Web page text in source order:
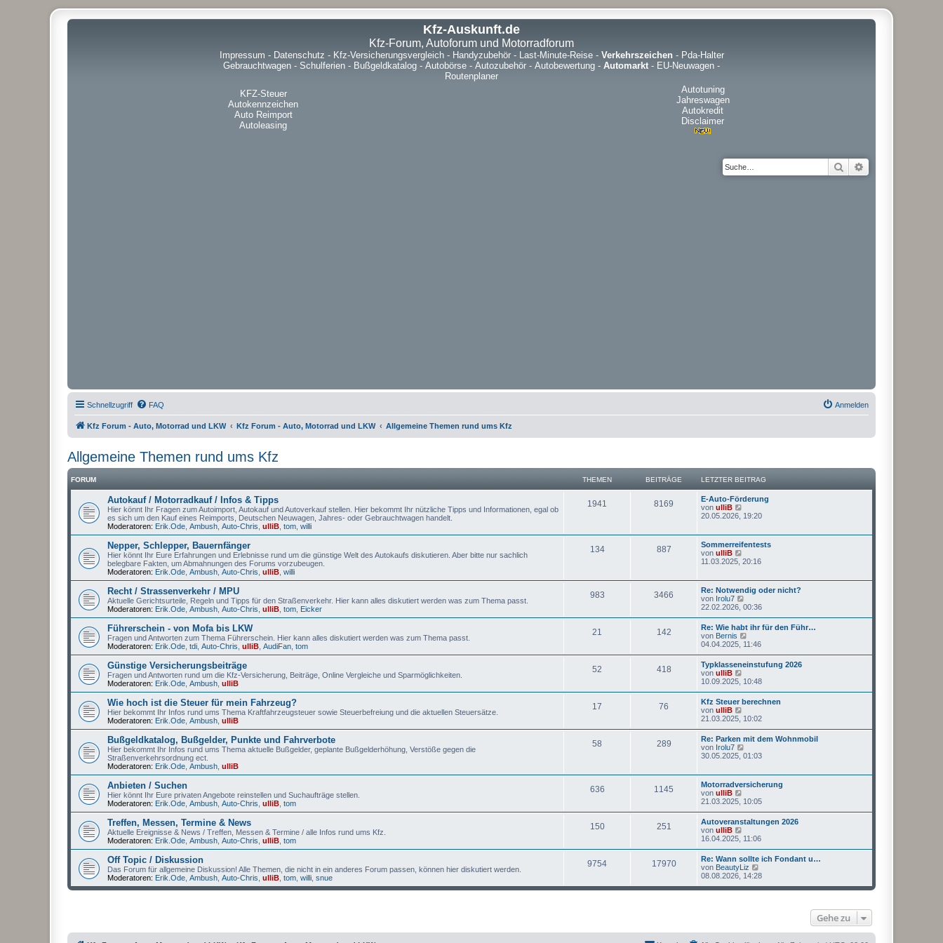
Kfz-Auskunft.de
Kfz-Forum, Autoforum und Motorradforum
Impressum - Datenschutz - Kfz-Versicherungsvergleich- Handyzubehör- Last-Minute-Reise- Verkehrszeichen- Pda-Halter
Gebrauchtwagen - Schulferien - Bußgeldkatalog - Autobörse - Autozubehör - Autobewertung - Automarkt - EU-Neuwagen -
Routenplaner
KFZ-Steuer
Autokennzeichen
Auto Reimport
Autoleasing
Autotuning
Jahreswagen
Autokredit
Disclaimer
Suche
Schnellzugriff FAQ Anmelden
Kfz Forum - Auto, Motorrad und LKW Kfz Forum - Auto, Motorrad und LKW Allgemeine Themen rund ums Kfz
Allgemeine Themen rund ums Kfz
FORUM THEMEN BEITRÄGE LETZTER BEITRAG
Autokauf / Motorradkauf / Infos & Tipps
Hier könnt Ihr Fragen zum Autoimport, Autokauf und Autoverkauf stellen. Hier bekommt Ihr nützliche Tipps und Informationen, egal ob
es sich um den Kauf eines Reimports, Deutschen Neuwagen, Jahres- oder Gebrauchtwagen handelt.
Moderatoren: Erik.Ode Ambush Auto-Chris ulliB tom willi
1941 8169
E-Auto-Förderung
von ulliB
e
s
t
e
r
e
i
t
r
a
g
20.05.2026, 19:20
Nepper, Schlepper, Bauernfänger
Hier könnt Ihr Eure Erfahrungen und Erlebnisse rund um die günstige Welt des Autokaufs diskutieren. Aber bitte nur sachlich
belegbare Fakten, um Abmahnungen des Forums vorzubeugen.
Moderatoren: Erik.Ode Ambush Auto-Chris ulliB willi
134 887
Sommerreifentests
von ulliB
e
t
e
r
B
e
i
t
r
a
g
11.03.2025, 20:16
Recht / Strassenverkehr / MPU
Aktuelle Gerichtsurteile, Regeln und Tipps für den Straßenverkehr. Hier kann alles diskutiert werden was zum Thema passt.
Moderatoren: Erik.Ode Ambush Auto-Chris ulliB tom Eicker
983 3466
Re: Notwendig oder nicht?
von Irolu7
e
s
t
e
r
B
i
t
r
a
g
22.02.2026, 00:36
Führerschein - von Mofa bis LKW
Fragen und Antworten zum Thema Führerschein. Hier kann alles diskutiert werden was zum Thema passt.
Moderatoren: Erik.Ode tdi Auto-Chris ulliB AudiFan tom
21 142
Re: Wie habt ihr für den Führ…
von Bernis
e
e
s
t
e
r
B
i
t
r
a
g
04.04.2025, 11:46
Günstige Versicherungsbeiträge
Fragen und Antworten rund um die Kfz-Versicherung, Beiträge, Online Vergleiche und Sparmöglichkeiten.
Moderatoren: Erik.Ode Ambush ulliB
52 418
Typklasseneinstufung 2026
von ulliB
e
e
s
t
e
r
B
e
i
r
a
g
10.09.2025, 10:48
Wie hoch ist die Steuer für mein Fahrzeug?
Hier bekommt Ihr Infos rund ums Thema Kraftfahrzeugsteuer sowie Steuerbefreiung und die aktuellen Steuersätze.
Moderatoren: Erik.Ode Ambush ulliB
17 76
Kfz Steuer berechnen
von ulliB
e
s
t
e
B
e
t
r
a
g
21.03.2025, 10:02
Bußgeldkatalog, Bußgelder, Punkte und Fahrverbote
Hier bekommt Ihr Infos rund ums Thema aktuelle Bußgelder, geplante Bußgelderhöhung, Verstöße gegen die
Straßenverkehrsordnung ect.
Moderatoren: Erik.Ode Ambush ulliB
58 289
Re: Parken mit dem Wohnmobil
von Irolu7
e
t
e
r
B
e
t
r
a
g
30.05.2025, 01:03
Anbieten / Suchen
Hier könnt Ihr Eure privaten Angebote reinstellen und Suchaufträge stellen.
Moderatoren: Erik.Ode Ambush Auto-Chris ulliB tom
636 1145
Motorradversicherung
von ulliB
e
s
t
e
r
B
e
i
t
r
21.03.2025, 10:05
Treffen, Messen, Termine & News
Aktuelle Ereignisse & News / Treffen, Messen & Termine / alle Infos rund ums Kfz.
Moderatoren: Erik.Ode Ambush Auto-Chris ulliB tom
150 251
Autoveranstaltungen 2026
von ulliB
e
s
t
e
r
16.04.2025, 11:06
Off Topic / Diskussion
Das Forum für allgemeine Diskussion! Alle Themen, die nicht in ein anderes Forum passen, können hier diskutiert werden.
Moderatoren: Erik.Ode Ambush Auto-Chris ulliB tom willi snue
9754 17970
Re: Wann sollte ich Fondant u…
von BeautyLiz
e
e
B
08.08.2026, 14:28
Gehe zu